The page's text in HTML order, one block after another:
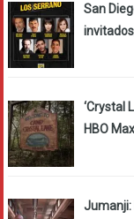
San
‘Crystal
HBO Max
Jumanji: